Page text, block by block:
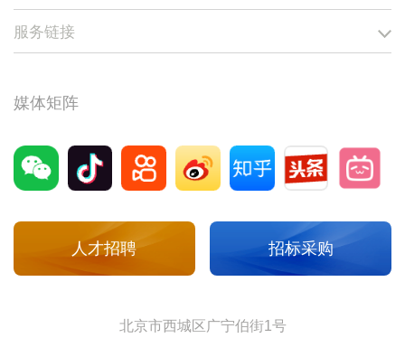
媒体矩阵
人才招聘 招标采购
北京市西城区广宁伯街1号
服务链接